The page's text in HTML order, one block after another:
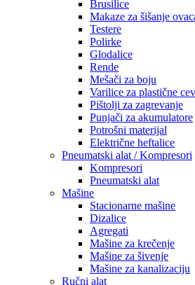
Brusilice
Makaze za šišanje
Testere
Polirke
Glodalice
Rende
Mešači za boju
Varilice za plastične
Pištolji za zagrevanje
Punjači za akumulatore
Potrošni materijal
Električne heftalice
Pneumatski alat / Kompresori
Kompresori
Pneumatski alat
Mašine
Stacionarne mašine
Dizalice
Agregati
Mašine za krečenje
Mašine za šivenje
Mašine za kanalizaciju
Ručni alat